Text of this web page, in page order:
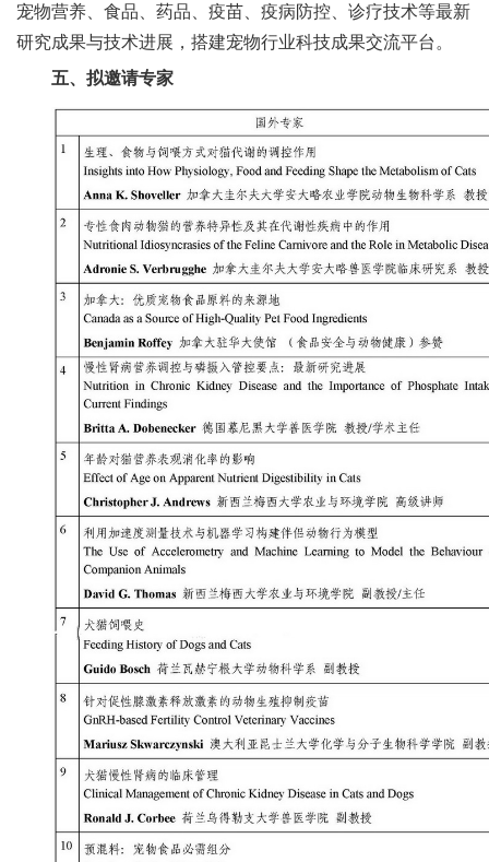
宠物营养、食品、药品、疫苗、疫病防控、诊疗技术等最新
研究成果与技术进展，搭建宠物行业科技成果交流平台。
五、拟邀请专家